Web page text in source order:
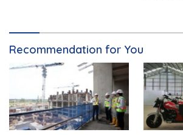
Recommendation for You